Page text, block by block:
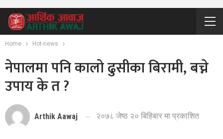
Home Hot-news
नेपालमा पनि कालो ढुसीका बिरामी, बच्ने
उपाय के त ?
Arthik Aawaj २०७८ जेष्ठ २० बिहिबार मा प्रकाशित